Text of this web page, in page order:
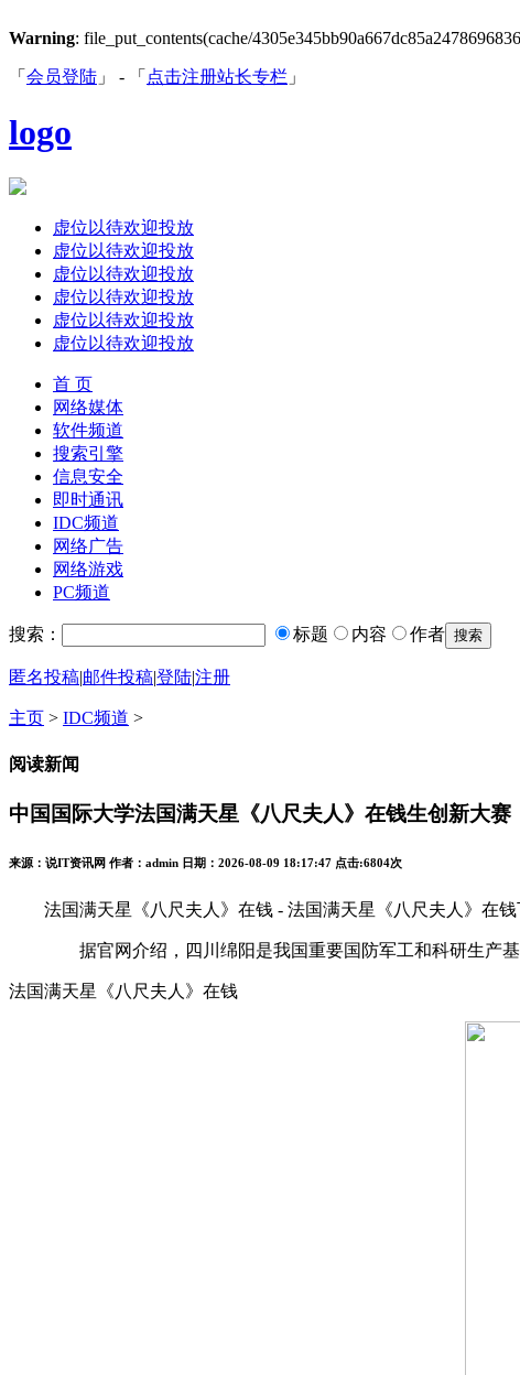
Warning: file_put_contents(cache/
「 会员登陆 」 - 「 点击注册站长专栏 」
logo
虚位以待欢迎投放
虚位以待欢迎投放
虚位以待欢迎投放
虚位以待欢迎投放
虚位以待欢迎投放
虚位以待欢迎投放
首 页
网络媒体
软件频道
搜索引擎
信息安全
即时通讯
IDC频道
网络广告
网络游戏
PC频道
搜索： 标题 内容 作者
匿名投稿|邮件投稿|登陆|注册
主页 > IDC频道 >
阅读新闻
中国国际大学法国满天星《八尺夫人》在钱生创新大
来源：说IT资讯网 作者：admin 日期：2026-08-09 18:17:47 点击:6804次
法国满天星《八尺夫人》在钱 - 法国满天星《八尺夫人》在钱
据官网介绍，四川绵阳是我国重要国防军工和科研生产基地
法国满天星《八尺夫人》在钱